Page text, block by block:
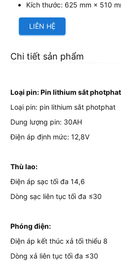
Kích thước: 625 mm × 510
LIÊN HỆ
Chi tiết sản phẩm
Loại pin: Pin lithium sắt photphat
Loại pin: pin lithium sắt photphat
Dung lượng pin: 30AH
Điện áp định mức: 12,8V
Thù lao:
Điện áp sạc tối đa 14,6
Dòng sạc liên tục tối đa ≤30
Phóng điện:
Điện áp kết thúc xả tối thiểu 8
Dòng xả liên tục tối đa ≤30